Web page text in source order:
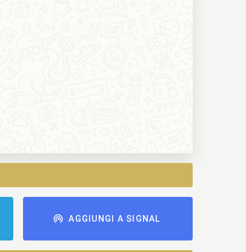
AGGIUNGI A SIGNAL